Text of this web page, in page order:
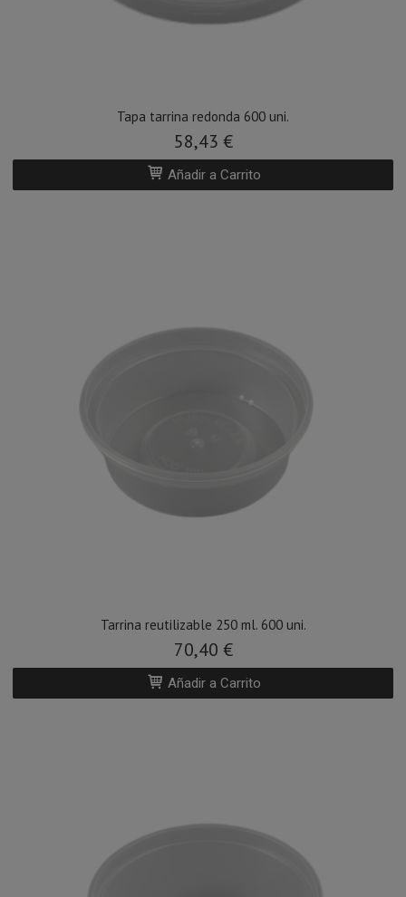
Tapa tarrina redonda 600 uni.
58,43 €
Añadir a Carrito
Tarrina reutilizable 250 ml. 600 uni.
70,40 €
Añadir a Carrito